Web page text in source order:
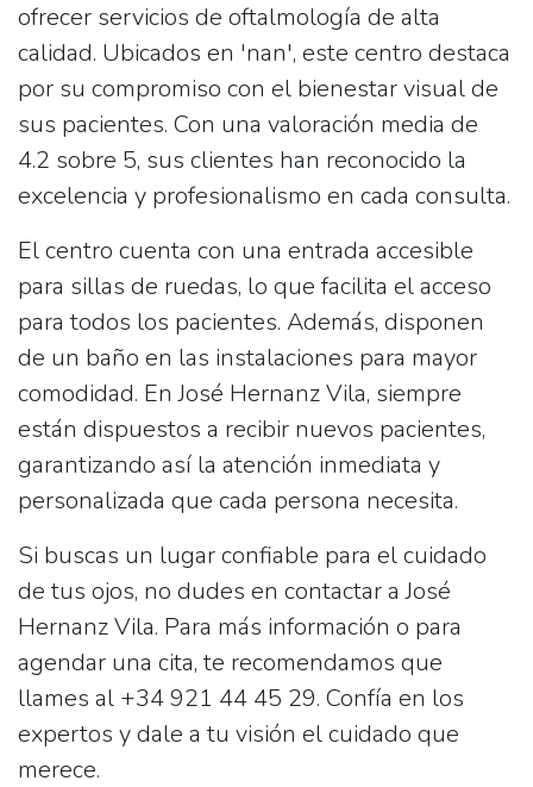
ofrecer servicios de oftalmología de alta
calidad. Ubicados en 'nan', este centro destaca
por su compromiso con el bienestar visual de
sus pacientes. Con una valoración media de
4.2 sobre 5, sus clientes han reconocido la
excelencia y profesionalismo en cada consulta.
El centro cuenta con una entrada accesible
para sillas de ruedas, lo que facilita el acceso
para todos los pacientes. Además, disponen
de un baño en las instalaciones para mayor
comodidad. EnJosé Hernanz Vila, siempre
están dispuestos a recibir nuevos pacientes,
garantizando así la atención inmediata y
personalizada que cada persona necesita.
Si buscas un lugar confiable para el cuidado
de tus ojos, no dudes en contactar aJosé
Hernanz Vila. Para más información o para
agendar una cita, te recomendamos que
llames al +34 921 44 45 29. Confía en los
expertos y dale a tu visión el cuidado que
merece.